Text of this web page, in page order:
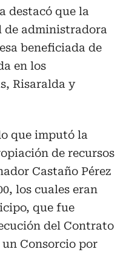
destacó que la
administradora
beneficiada de
en los
Risaralda y
que imputó la
de recursos
Castaño Pérez
los cuales eran
que fue
del Contrato
Consorcio por